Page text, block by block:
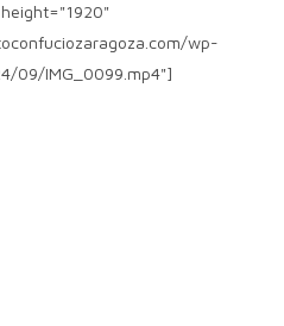
wp-
09/IMG_0099.mp4"]